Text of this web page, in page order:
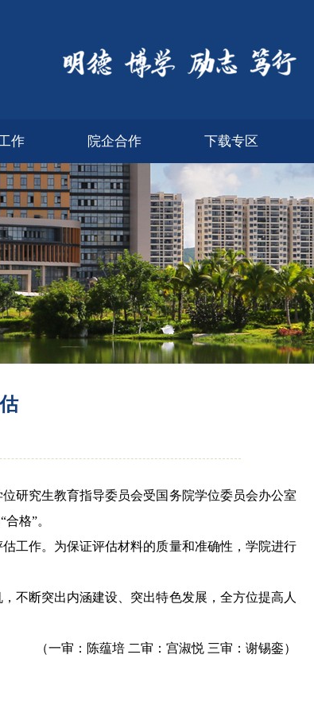
作 院企合作 下载专区
研究生教育指导委员会受国务院学位委员会办公室
格”。
工作。为保证评估材料的质量和准确性，学院进行
断突出内涵建设、突出特色发展，全方位提高人
（一审：陈蕴培 二审：宫淑悦 三审：谢锡銮）